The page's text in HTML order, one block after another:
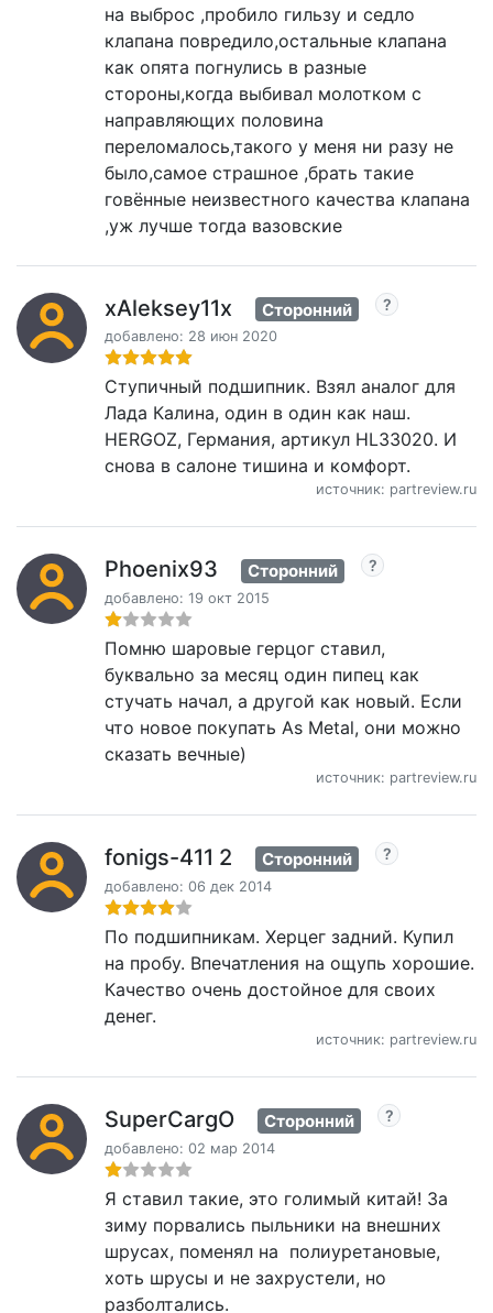
на выброс ,пробило гильзу и седло
клапана повредило,остальные клапана
как опята погнулись в разные
стороны,когда выбивал молотком с
направляющих половина
переломалось,такого у меня ни разу не
было,самое страшное ,брать такие
говённые неизвестного качества клапана
,уж лучше тогда вазовские
xAleksey11x Сторонний
добавлено: 28 июн 2020
Ступичный подшипник. Взял аналог для
Лада Калина, один в один как наш.
HERGOZ, Германия, артикул HL33020. И
снова в салоне тишина и комфорт.
источник: partreview.ru
Phoenix93 Сторонний
добавлено: 19 окт 2015
Помню шаровые герцог ставил,
буквально за месяц один пипец как
стучать начал, а другой как новый. Если
что новое покупать As Metal, они можно
сказать вечные)
источник: partreview.ru
fonigs-411 2 Сторонний
добавлено: 06 дек 2014
По подшипникам. Херцег задний. Купил
на пробу. Впечатления на ощупь хорошие.
Качество очень достойное для своих
денег.
источник: partreview.ru
SuperCargO Сторонний
добавлено: 02 мар 2014
Я ставил такие, это голимый китай! За
зиму порвались пыльники на внешних
шрусах, поменял на полиуретановые,
хоть шрусы и не захрустели, но
разболтались.